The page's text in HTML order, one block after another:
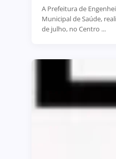
A Prefeitura de
Municipal de Saúde,
de julho, no Centro ...